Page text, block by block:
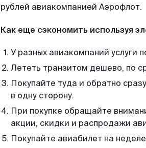
рублей авиакомпанией Аэрофлот.
Как еще сэкономить используя
У разных авиакомпаний услуги
Лететь транзитом дешево, по
Покупайте туда и обратно
в одну сторону.
При покупке обращайте
акции, скидки и распродажи
Покупайте авиабилет на